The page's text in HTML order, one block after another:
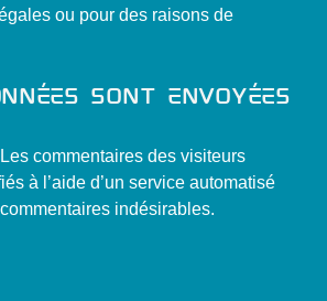
ou pour des raisons de
sont envoyées
Les commentaires des visiteurs
à l’aide d’un service automatisé
indésirables.